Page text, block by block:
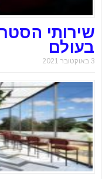
שירותי
בעולם
3 באוקטובר 2021